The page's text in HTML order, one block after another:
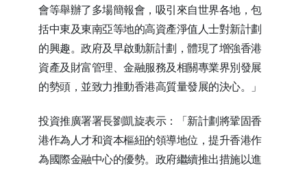
會等舉辦了多場簡報會，吸引來自世界各地，包
括中東及東南亞等地的高資產淨值人士對新計劃
的興趣。政府及早啟動新計劃，體現了增強香港
資產及財富管理、金融服務及相關專業界別發展
的勢頭，並致力推動香港高質量發展的決心。」
投資推廣署署長劉凱旋表示：「新計劃將鞏固香
港作為人才和資本樞紐的領導地位，提升香港作
為國際金融中心的優勢。政府繼續推出措施以進